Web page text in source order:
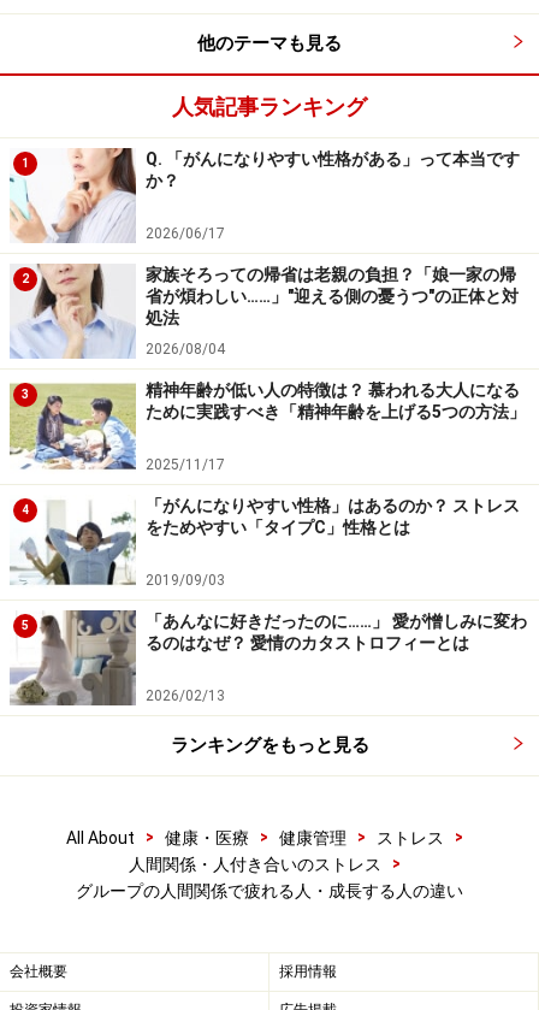
発展的な活動をする「アクティブグループ
その1. 自分が「行動派」になって相棒を探
す
「行動派」は、相棒と一緒にグループを引っ張っていくべし
やる気を高めあえる「アクティブグループ」にしたいな
ら、思い切ってまず自分が「行動派」になろうとするこ
とが大事です。かなりのボランティア精神が必要です
が、一度やるとグループのまとめ方がよく分かるように
なります。
大切なのは、自分と同じような「行動派」として働ける
相棒を、最低もう1人は見つけること。誰か1人だけでグ
ループを動かそうとすると、仲間は必ず拒否反応を起こ
10人ほどのグループなら、アイデアを具体的な行動にで
きるような人は、自分以外にもう1人はいるものです。
合って行動していける人であることが大事。「何か面白
いことを企画しない？」と誘ってみましょう。
他のテーマも見る
人気記事ランキング
1
Q. 「がんになりやすい性格がある」って本当です
か？
2026/06/17
2
家族そろっての帰省は老親の負担？「娘一家の帰
省が煩わしい……」"迎える側の憂うつ"の正体と対
処法
2026/08/04
3
精神年齢が低い人の特徴は？ 慕われる大人になる
ために実践すべき「精神年齢を上げる5つの方法」
2025/11/17
4
「がんになりやすい性格」はあるのか？ ストレス
をためやすい「タイプC」性格とは
2019/09/03
5
「あんなに好きだったのに……」 愛が憎しみに変わ
るのはなぜ？ 愛情のカタストロフィーとは
2026/02/13
ランキングをもっと見る
All About > 健康・医療 > 健康管理 > ストレス
>
人間関係・人付き合いのストレス
>
グループの人間関係で疲れる人・成長する人の違い
会社概要 採用情報